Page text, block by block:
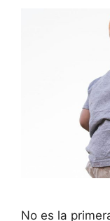
No es la